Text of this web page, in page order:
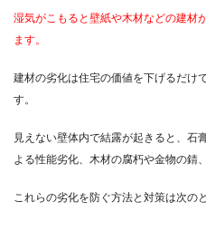
湿気がこもると壁紙や木材などの建材
ます。
建材の劣化は住宅の価値を下げるだけ
す。
見えない壁体内で結露が起きると、石
よる性能劣化、木材の腐朽や金物の錆
これらの劣化を防ぐ方法と対策は次の